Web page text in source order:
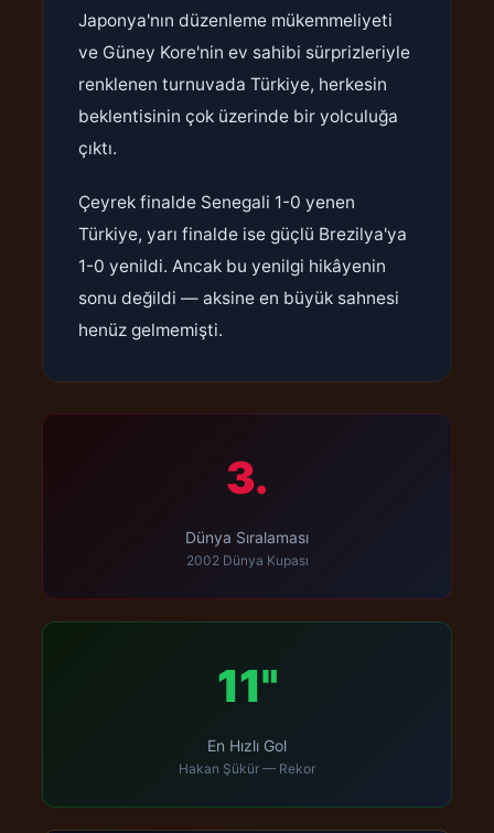
Japonya'nın düzenleme mükemmeliyeti
ve Güney Kore'nin ev sahibi sürprizleriyle
renklenen turnuvada Türkiye, herkesin
beklentisinin çok üzerinde bir yolculuğa
çıktı.
Çeyrek finalde Senegali 1-0 yenen
Türkiye, yarı finalde ise güçlü Brezilya'ya
1-0 yenildi. Ancak bu yenilgi hikâyenin
sonu değildi — aksine en büyük sahnesi
henüz gelmemişti.
3.
Dünya Sıralaması
2002 Dünya Kupası
11"
En Hızlı Gol
Hakan Şükür — Rekor